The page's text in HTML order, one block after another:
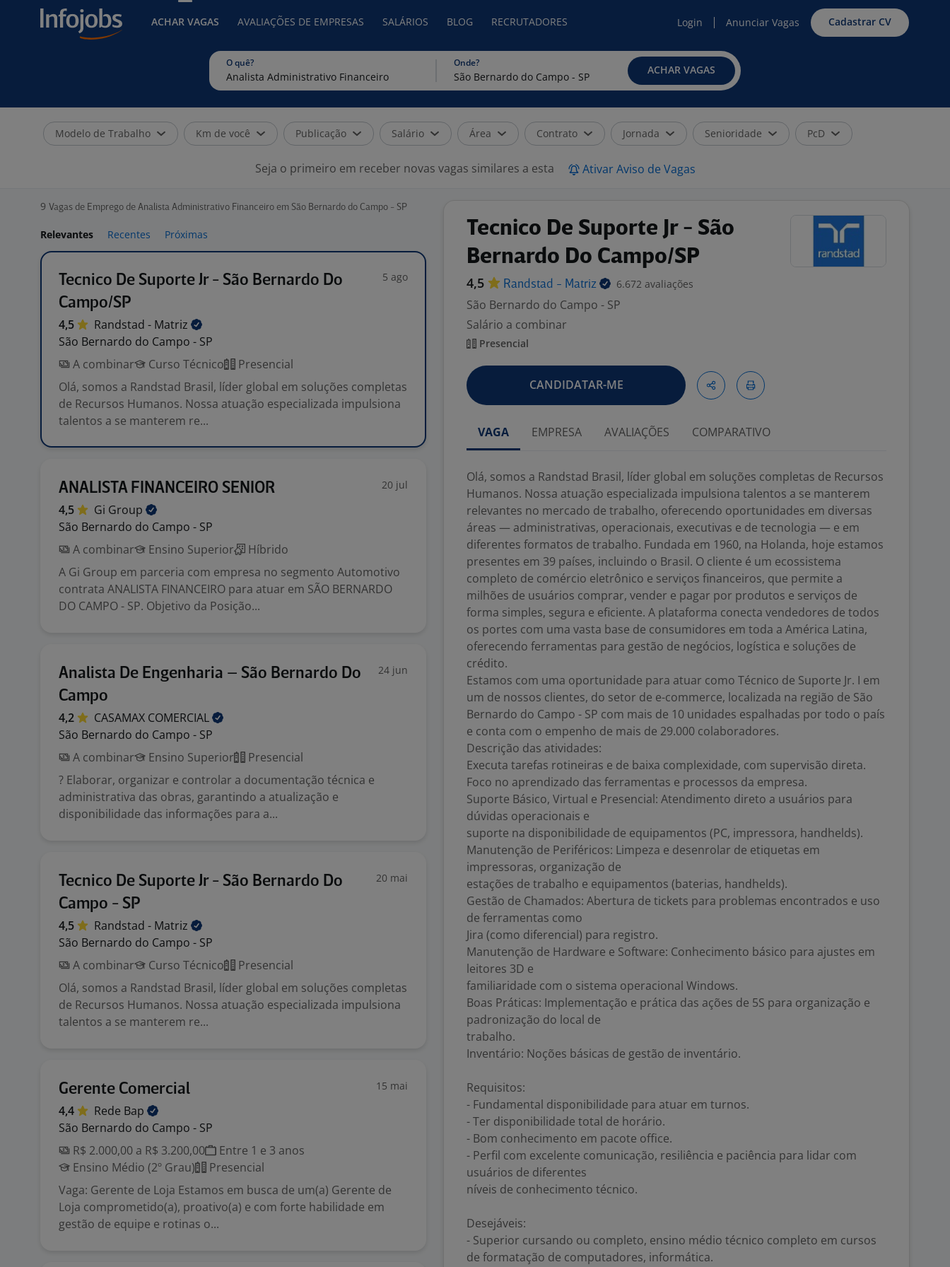
ACHAR VAGAS AVALIAÇÕES DE EMPRESAS SALÁRIOS BLOG RECRUTADORES Login Anunciar Vagas Cadastrar CV
O quê? Onde?
ACHAR VAGAS
Modelo de Trabalho Km de você Publicação Salário Área Contrato Jornada Senioridade PcD
Seja o primeiro em receber novas vagas similares a esta Ativar Aviso de Vagas
9 Vagas de Emprego de Analista Administrativo Financeiro em São Bernardo do Campo - SP
Relevantes Recentes Próximas
Tecnico De Suporte Jr - São Bernardo Do
Campo/SP
5 ago
4,5 Randstad - Matriz
São Bernardo do Campo - SP
A combinar
Curso Técnico
Presencial
Olá, somos a Randstad Brasil, líder global em soluções completas
de Recursos Humanos. Nossa atuação especializada impulsiona
talentos a se manterem re...
ANALISTA FINANCEIRO SENIOR 20 jul
4,5 Gi Group
São Bernardo do Campo - SP
A combinar
Ensino Superior
Híbrido
A Gi Group em parceria com empresa no segmento Automotivo
contrata ANALISTA FINANCEIRO para atuar em SÃO BERNARDO
DO CAMPO - SP. Objetivo da Posição...
Analista De Engenharia – São Bernardo Do
Campo
24 jun
4,2 CASAMAX COMERCIAL
São Bernardo do Campo - SP
A combinar
Ensino Superior
Presencial
? Elaborar, organizar e controlar a documentação técnica e
administrativa das obras, garantindo a atualização e
disponibilidade das informações para a...
Tecnico De Suporte Jr - São Bernardo Do
Campo - SP
20 mai
4,5 Randstad - Matriz
São Bernardo do Campo - SP
A combinar
Curso Técnico
Presencial
Olá, somos a Randstad Brasil, líder global em soluções completas
de Recursos Humanos. Nossa atuação especializada impulsiona
talentos a se manterem re...
Gerente Comercial 15 mai
4,4 Rede Bap
São Bernardo do Campo - SP
R$ 2.000,00 a R$ 3.200,00
Entre 1 e 3 anos
Ensino Médio (2º Grau)
Presencial
Vaga: Gerente de Loja Estamos em busca de um(a) Gerente de
Loja comprometido(a), proativo(a) e com forte habilidade em
gestão de equipe e rotinas o...
Tecnico De Suporte Jr - São
Bernardo Do Campo/SP
4,5 Randstad - Matriz 6.672 avaliações
São Bernardo do Campo - SP
Salário a combinar
Presencial
CANDIDATAR-ME
VAGA EMPRESA AVALIAÇÕES COMPARATIVO
Olá, somos a Randstad Brasil, líder global em soluções completas de Recursos
Humanos. Nossa atuação especializada impulsiona talentos a se manterem
relevantes no mercado de trabalho, oferecendo oportunidades em diversas
áreas — administrativas, operacionais, executivas e de tecnologia — e em
diferentes formatos de trabalho. Fundada em 1960, na Holanda, hoje estamos
presentes em 39 países, incluindo o Brasil. O cliente é um ecossistema
completo de comércio eletrônico e serviços financeiros, que permite a
milhões de usuários comprar, vender e pagar por produtos e serviços de
forma simples, segura e eficiente. A plataforma conecta vendedores de todos
os portes com uma vasta base de consumidores em toda a América Latina,
oferecendo ferramentas para gestão de negócios, logística e soluções de
crédito.
Estamos com uma oportunidade para atuar como Técnico de Suporte Jr. I em
um de nossos clientes, do setor de e-commerce, localizada na região de São
Bernardo do Campo - SP com mais de 10 unidades espalhadas por todo o país
e conta com o empenho de mais de 29.000 colaboradores.
Descrição das atividades:
Executa tarefas rotineiras e de baixa complexidade, com supervisão direta.
Foco no aprendizado das ferramentas e processos da empresa.
Suporte Básico, Virtual e Presencial: Atendimento direto a usuários para
dúvidas operacionais e
suporte na disponibilidade de equipamentos (PC, impressora, handhelds).
Manutenção de Periféricos: Limpeza e desenrolar de etiquetas em
impressoras, organização de
estações de trabalho e equipamentos (baterias, handhelds).
Gestão de Chamados: Abertura de tickets para problemas encontrados e uso
de ferramentas como
Jira (como diferencial) para registro.
Manutenção de Hardware e Software: Conhecimento básico para ajustes em
leitores 3D e
familiaridade com o sistema operacional Windows.
Boas Práticas: Implementação e prática das ações de 5S para organização e
padronização do local de
trabalho.
Inventário: Noções básicas de gestão de inventário.
Requisitos:
- Fundamental disponibilidade para atuar em turnos.
- Ter disponibilidade total de horário.
- Bom conhecimento em pacote office.
- Perfil com excelente comunicação, resiliência e paciência para lidar com
usuários de diferentes
níveis de conhecimento técnico.
Desejáveis:
- Superior cursando ou completo, ensino médio técnico completo em cursos
de formatação de computadores, informática.